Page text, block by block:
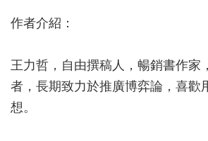
作者介紹：
王力哲，自由撰稿人，暢銷書作家
者，長期致力於推廣博弈論，喜歡
想。